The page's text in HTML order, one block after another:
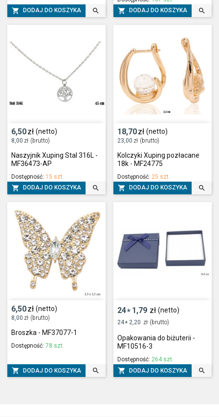
 DODAJ DO KOSZYKA   DODAJ DO KOSZYKA 
6,50zł (netto)
8,00 zł (brutto)
Naszyjnik Xuping Stal 316L -
MF36473-AP
Dostępność: 15 szt.
 DODAJ DO KOSZYKA 
18,70zł (netto)
23,00 zł (brutto)
Kolczyki Xuping pozłacane
18k - MF24775
Dostępność: 25 szt.
 DODAJ DO KOSZYKA 
6,50zł (netto)
8,00 zł (brutto)
Broszka - MF37077-1
Dostępność: 78 szt.
 DODAJ DO KOSZYKA 
24* 1,79 zł (netto)
24* 2,20 zł (brutto)
Opakowania do biżuterii -
MF10516-3
Dostępność: 264 szt.
 DODAJ DO KOSZYKA 